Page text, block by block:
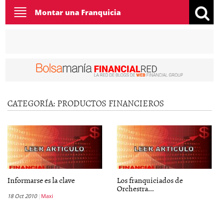
Toggle
navigation
Montar una Franquicia
CATEGORÍA: PRODUCTOS FINANCIEROS
Informarse es la clave
18 Oct 2010 Maxi
Los franquiciados de
Orchestra...